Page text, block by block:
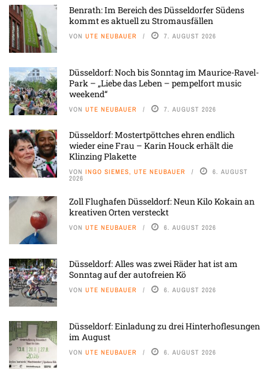
Benrath: Im Bereich des Düsseldorfer Südens
kommt es aktuell zu Stromausfällen
VON UTE NEUBAUER 7. AUGUST 2026
Düsseldorf: Noch bis Sonntag im Maurice-Ravel-
Park – „Liebe das Leben – pempelfort music
weekend“
VON UTE NEUBAUER 7. AUGUST 2026
Düsseldorf: Mostertpöttches ehren endlich
wieder eine Frau – Karin Houck erhält die
Klinzing Plakette
VON INGO SIEMES, UTE NEUBAUER 6. AUGUST
2026
Zoll Flughafen Düsseldorf: Neun Kilo Kokain an
kreativen Orten versteckt
VON UTE NEUBAUER 6. AUGUST 2026
Düsseldorf: Alles was zwei Räder hat ist am
Sonntag auf der autofreien Kö
VON UTE NEUBAUER 6. AUGUST 2026
Düsseldorf: Einladung zu drei Hinterhoflesungen
im August
VON UTE NEUBAUER 6. AUGUST 2026